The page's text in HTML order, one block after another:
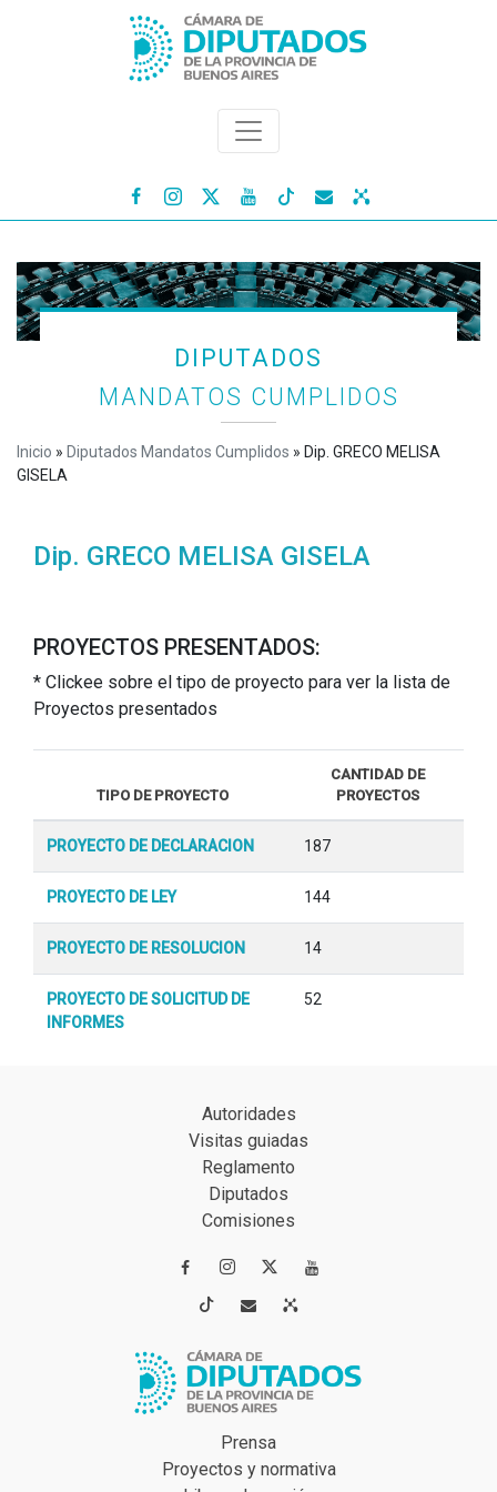
   
DIPUTADOS
MANDATOS CUMPLIDOS
Inicio » Diputados Mandatos Cumplidos » Dip. GRECO MELISA
GISELA
Dip. GRECO MELISA GISELA
PROYECTOS PRESENTADOS:
* Clickee sobre el tipo de proyecto para ver la lista de
Proyectos presentados
TIPO DE PROYECTO
CANTIDAD DE
PROYECTOS
PROYECTO DE DECLARACION 187
PROYECTO DE LEY 144
PROYECTO DE RESOLUCION 14
PROYECTO DE SOLICITUD DE
INFORMES
52
Autoridades
Visitas guiadas
Reglamento
Diputados
Comisiones
 
 
Prensa
Proyectos y normativa